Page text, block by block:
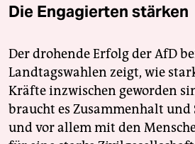
Die Engagierten stärken
Der drohende Erfolg der AfD
Landtagswahlen zeigt, wie
Kräfte inzwischen geworden
braucht es Zusammenhalt
und vor allem mit den